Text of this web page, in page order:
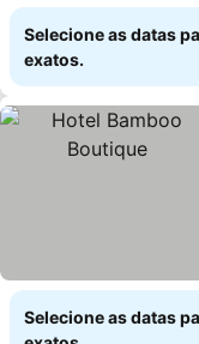
Selecione as datas
exatos.
Selecione as datas